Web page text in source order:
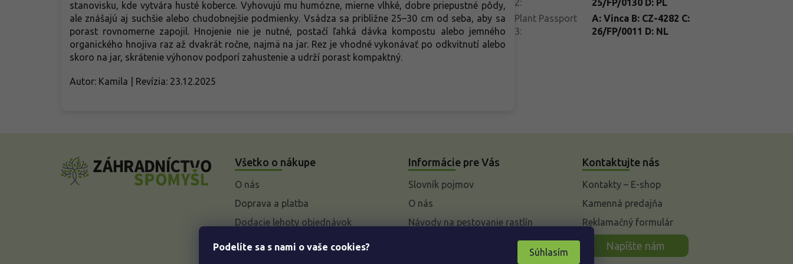
Podelíte sa s nami o vaše cookies? Súhlasím
stanovisku, kde vytvára husté koberce. Vyhovujú mu humózne, mierne vlhké, dobre priepustné pôdy,
ale znášajú aj suchšie alebo chudobnejšie podmienky. Vsádza sa približne 25–30 cm od seba, aby sa
porast rovnomerne zapojil. Hnojenie nie je nutné, postačí ľahká dávka kompostu alebo jemného
organického hnojiva raz až dvakrát ročne, najmä na jar. Rez je vhodné vykonávať po odkvitnutí alebo
skoro na jar, skrátenie výhonov podporí zahustenie a udrží porast kompaktný.
Autor: Kamila | Revízia: 23.12.2025
2:
25/FP/0130 D: PL
Plant Passport
3:
A: Vinca B: CZ-4282 C:
26/FP/0011 D: NL
Všetko o nákupe
O nás
Doprava a platba
Dodacie lehoty objednávok
Vysvetlivky k parametrom a
baleniu rastlín
Informácie pre Vás
Slovník pojmov
O nás
Návody na pestovanie rastlín
Kontaktujte nás
Kontakty – E-shop
Kamenná predajňa
Reklamačný formulár
Napíšte nám